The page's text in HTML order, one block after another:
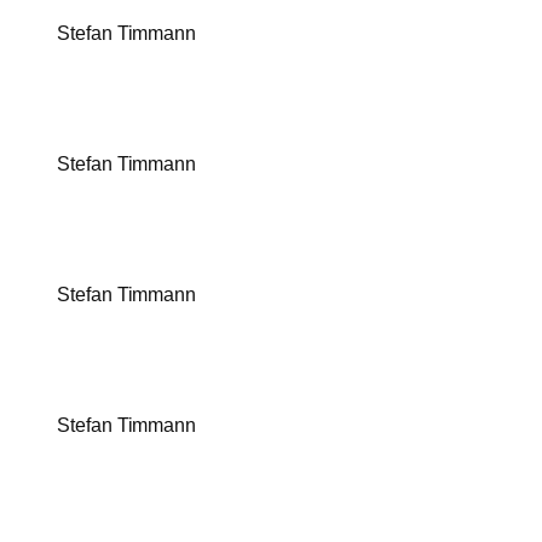
Stefan Timmann
Stefan Timmann
Stefan Timmann
Stefan Timmann